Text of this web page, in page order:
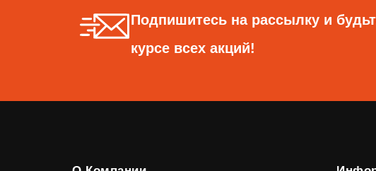
Подпишитесь на рассылку и
курсе всех акций!